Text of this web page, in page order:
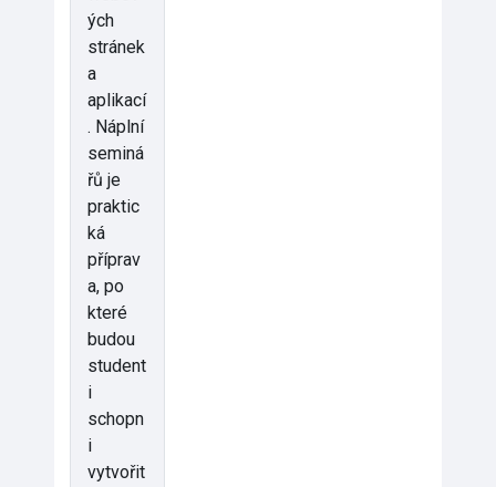
ých
stránek
a
aplikací
. Náplní
seminá
řů je
praktic
ká
příprav
a, po
které
budou
student
i
schopn
i
vytvořit